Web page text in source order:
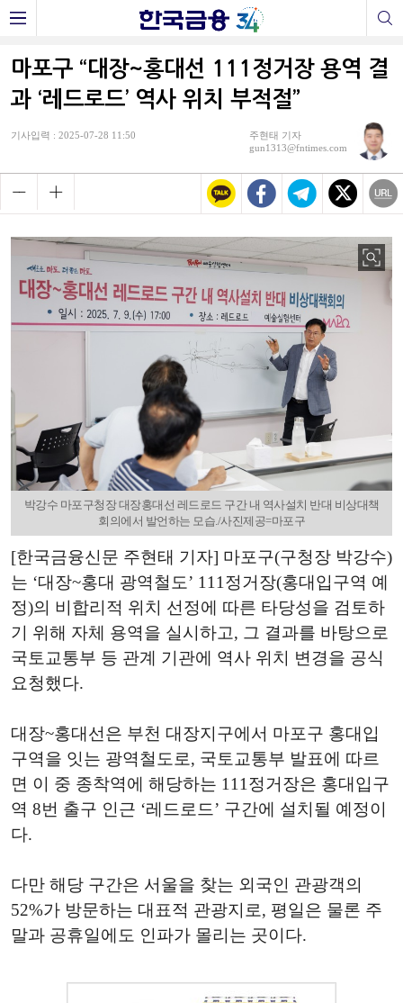
마포구 “대장~홍대선 111정거장 용역 결
과 ‘레드로드’ 역사 위치 부적절”
기사입력 : 2025-07-28 11:50
주현태 기자
gun1313@fntimes.com
박강수 마포구청장 대장홍대선 레드로드 구간 내 역사설치 반대 비상대책
회의에서 발언하는 모습./사진제공=마포구
[한국금융신문 주현태 기자] 마포구(구청장 박강수)
는 ‘대장~홍대 광역철도’ 111정거장(홍대입구역 예
정)의 비합리적 위치 선정에 따른 타당성을 검토하
기 위해 자체 용역을 실시하고, 그 결과를 바탕으로
국토교통부 등 관계 기관에 역사 위치 변경을 공식
요청했다.
대장~홍대선은 부천 대장지구에서 마포구 홍대입
구역을 잇는 광역철도로, 국토교통부 발표에 따르
면 이 중 종착역에 해당하는 111정거장은 홍대입구
역 8번 출구 인근 ‘레드로드’ 구간에 설치될 예정이
다.
다만 해당 구간은 서울을 찾는 외국인 관광객의
52%가 방문하는 대표적 관광지로, 평일은 물론 주
말과 공휴일에도 인파가 몰리는 곳이다.